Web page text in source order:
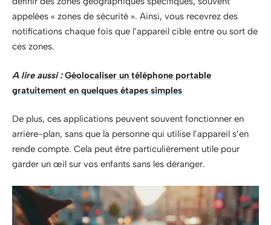
appelées « zones de sécurité ». Ainsi, vous recevrez des
notifications chaque fois que l’appareil cible entre ou sort de
ces zones.
A lire aussi : Géolocaliser un téléphone portable
gratuitement en quelques étapes simples
De plus, ces applications peuvent souvent fonctionner en
arrière-plan, sans que la personne qui utilise l’appareil s’en
rende compte. Cela peut être particulièrement utile pour
garder un œil sur vos enfants sans les déranger.